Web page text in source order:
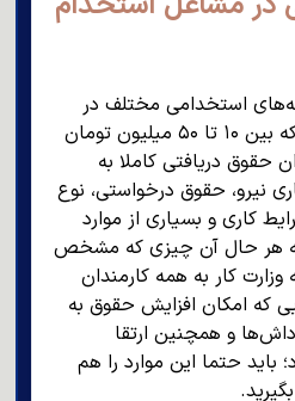
استخدامی مختلف در
شهر مشهد ممکن است که بین ۱۰ تا ۵۰ میلیون تومان
حقوق دریافتی کاملا به
نیرو، حقوق درخواستی، نوع
کاری و بسیاری از موارد
هر حال آن چیزی که مشخص
کار به همه کارمندان
که امکان افزایش حقوق به
و همچنین ارتقا
حتما این موارد را هم